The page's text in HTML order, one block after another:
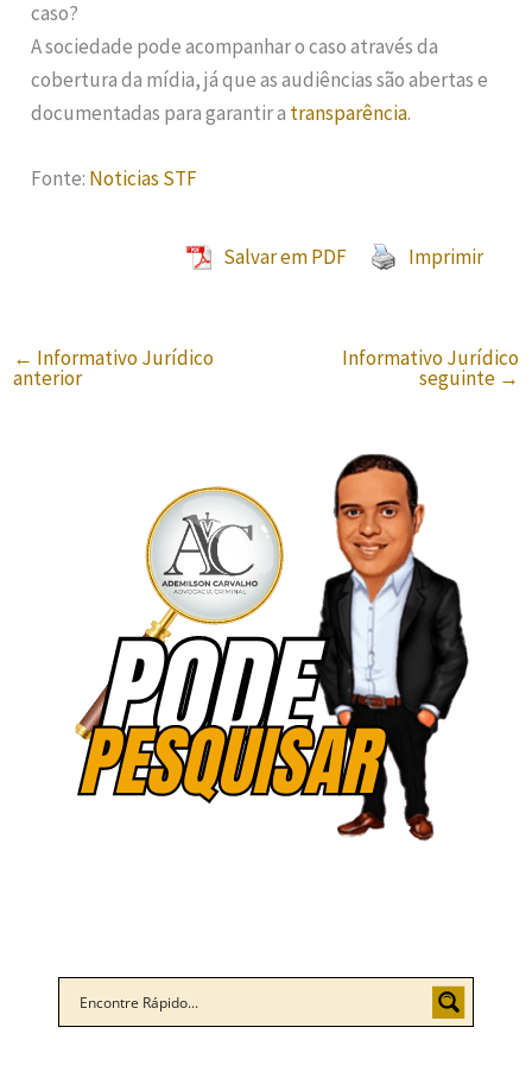
caso?
A sociedade pode acompanhar o caso através da
cobertura da mídia, já que as audiências são abertas e
documentadas para garantir a transparência.
Fonte: Noticias STF
Salvar em PDF Imprimir
← Informativo Jurídico
anterior
Informativo Jurídico
seguinte →